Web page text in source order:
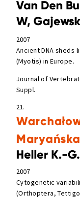
Van Den
W,
2007
Ancient DNA sheds
(Myotis) in Europe.
Journal of
Suppl.
21.
Heller K.-
2007
Cytogenetic
(Orthoptera,